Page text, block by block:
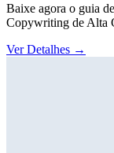
Baixe agora o guia
Copywriting de Alta
Ver Detalhes →